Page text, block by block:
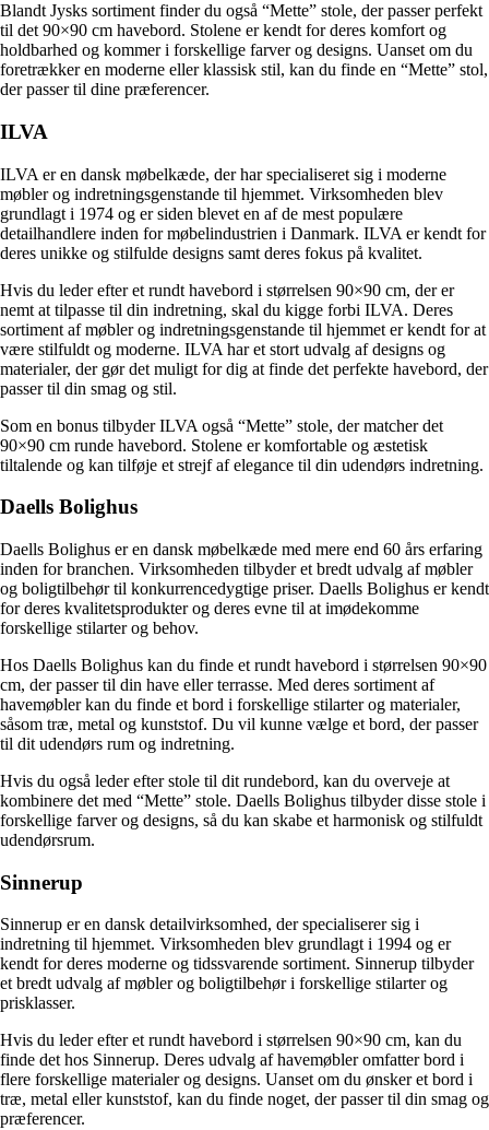
Blandt Jysks sortiment finder du også “Mette” stole, der passer perfekt
til det 90×90 cm havebord. Stolene er kendt for deres komfort og
holdbarhed og kommer i forskellige farver og designs. Uanset om du
foretrækker en moderne eller klassisk stil, kan du finde en “Mette” stol,
der passer til dine præferencer.
ILVA
ILVA er en dansk møbelkæde, der har specialiseret sig i moderne
møbler og indretningsgenstande til hjemmet. Virksomheden blev
grundlagt i 1974 og er siden blevet en af de mest populære
detailhandlere inden for møbelindustrien i Danmark. ILVA er kendt for
deres unikke og stilfulde designs samt deres fokus på kvalitet.
Hvis du leder efter et rundt havebord i størrelsen 90×90 cm, der er
nemt at tilpasse til din indretning, skal du kigge forbi ILVA. Deres
sortiment af møbler og indretningsgenstande til hjemmet er kendt for at
være stilfuldt og moderne. ILVA har et stort udvalg af designs og
materialer, der gør det muligt for dig at finde det perfekte havebord, der
passer til din smag og stil.
Som en bonus tilbyder ILVA også “Mette” stole, der matcher det
90×90 cm runde havebord. Stolene er komfortable og æstetisk
tiltalende og kan tilføje et strejf af elegance til din udendørs indretning.
Daells Bolighus
Daells Bolighus er en dansk møbelkæde med mere end 60 års erfaring
inden for branchen. Virksomheden tilbyder et bredt udvalg af møbler
og boligtilbehør til konkurrencedygtige priser. Daells Bolighus er kendt
for deres kvalitetsprodukter og deres evne til at imødekomme
forskellige stilarter og behov.
Hos Daells Bolighus kan du finde et rundt havebord i størrelsen 90×90
cm, der passer til din have eller terrasse. Med deres sortiment af
havemøbler kan du finde et bord i forskellige stilarter og materialer,
såsom træ, metal og kunststof. Du vil kunne vælge et bord, der passer
til dit udendørs rum og indretning.
Hvis du også leder efter stole til dit rundebord, kan du overveje at
kombinere det med “Mette” stole. Daells Bolighus tilbyder disse stole i
forskellige farver og designs, så du kan skabe et harmonisk og stilfuldt
udendørsrum.
Sinnerup
Sinnerup er en dansk detailvirksomhed, der specialiserer sig i
indretning til hjemmet. Virksomheden blev grundlagt i 1994 og er
kendt for deres moderne og tidssvarende sortiment. Sinnerup tilbyder
et bredt udvalg af møbler og boligtilbehør i forskellige stilarter og
prisklasser.
Hvis du leder efter et rundt havebord i størrelsen 90×90 cm, kan du
finde det hos Sinnerup. Deres udvalg af havemøbler omfatter bord i
flere forskellige materialer og designs. Uanset om du ønsker et bord i
træ, metal eller kunststof, kan du finde noget, der passer til din smag og
præferencer.